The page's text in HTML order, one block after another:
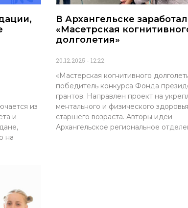
из
и
на
В Архангельске
«Масетрская
долголетия»
20.12.2025 12:22
«Мастерская когнитивного
победитель конкурса Фонда
грантов. Направлен проект на
ментального и физического
старшего возраста. Авторы идеи —
Архангельское региональное